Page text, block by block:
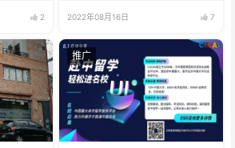
2 2022年08月16日 7
推广